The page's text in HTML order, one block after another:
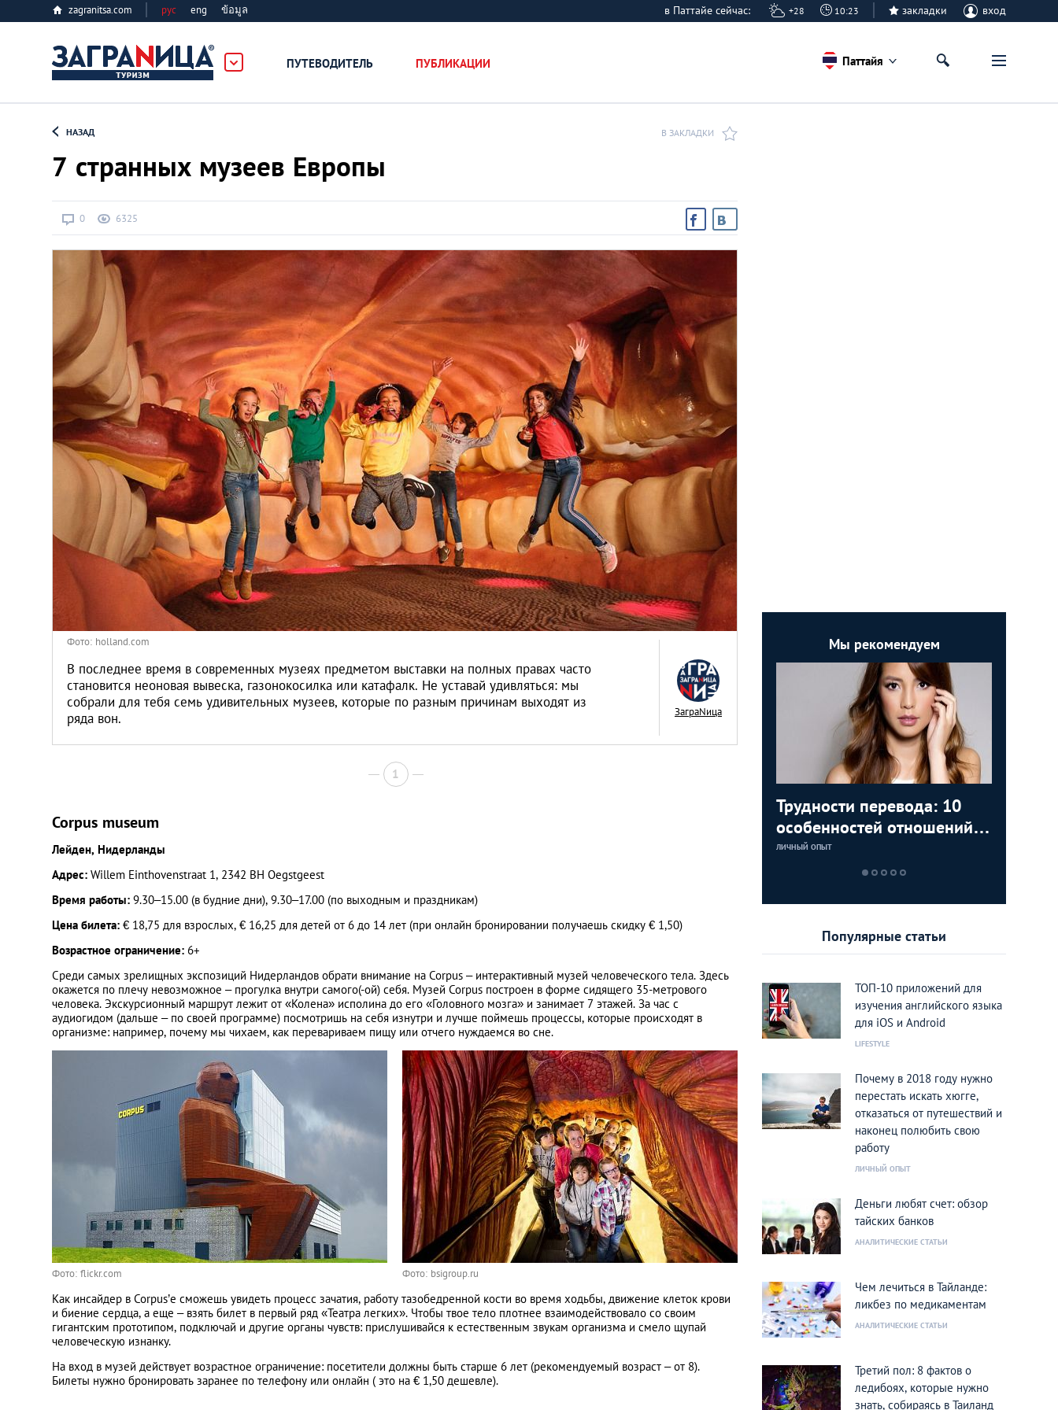
zagranitsa.com рус eng ข้อมูล в Паттайе сейчас: +28 10:23 закладки вход
ПУТЕВОДИТЕЛЬ ПУБЛИКАЦИИ
Алматы
Астана
Афины
Киев
Лондон
Лос-Анджелес
Москва
Париж
Паттайя
Пхукет
Санкт-Петербург
Паттайя
НАЗАД В ЗАКЛАДКИ
7 странных музеев Европы
0 6325
Фото: holland.com
В последнее время в современных музеях предметом выставки на полных правах часто
становится неоновая вывеска, газонокосилка или катафалк. Не уставай удивляться: мы
собрали для тебя семь удивительных музеев, которые по разным причинам выходят из
ряда вон.
ЗаграNица
1
Corpus museum
Лейден, Нидерланды
Адрес: Willem Einthovenstraat 1, 2342 BH Oegstgeest
Время работы: 9.30–15.00 (в будние дни), 9.30–17.00 (по выходным и праздникам)
Цена билета: € 18,75 для взрослых, € 16,25 для детей от 6 до 14 лет (при онлайн бронировании получаешь скидку € 1,50)
Возрастное ограничение: 6+
Среди самых зрелищных экспозиций Нидерландов обрати внимание на Corpus – интерактивный музей человеческого тела. Здесь
окажется по плечу невозможное – прогулка внутри самого(-ой) себя. Музей Corpus построен в форме сидящего 35-метрового
человека. Экскурсионный маршрут лежит от «Колена» исполина до его «Головного мозга» и занимает 7 этажей. За час с
аудиогидом (дальше – по своей программе) посмотришь на себя изнутри и лучше поймешь процессы, которые происходят в
организме: например, почему мы чихаем, как перевариваем пищу или отчего нуждаемся во сне.
Фото: flickr.com Фото: bsigroup.ru
Как инсайдер в Corpus’e сможешь увидеть процесс зачатия, работу тазобедренной кости во время ходьбы, движение клеток крови
и биение сердца, а еще – взять билет в первый ряд «Театра легких». Чтобы твое тело плотнее взаимодействовало со своим
гигантским прототипом, подключай и другие органы чувств: прислушивайся к естественным звукам организма и смело щупай
человеческую изнанку.
На вход в музей действует возрастное ограничение: посетители должны быть старше 6 лет (рекомендуемый возраст – от 8).
Билеты нужно бронировать заранее по телефону или онлайн ( это на € 1,50 дешевле).
Мы рекомендуем
Трудности перевода: 10
особенностей отношений с
тайками
ЛИЧНЫЙ ОПЫТ
Популярные статьи
ТОП-10 приложений для
изучения английского языка
для iOS и Android
LIFESTYLE
Почему в 2018 году нужно
перестать искать хюгге,
отказаться от путешествий и
наконец полюбить свою
работу
ЛИЧНЫЙ ОПЫТ
Деньги любят счет: обзор
тайских банков
АНАЛИТИЧЕСКИЕ СТАТЬИ
Чем лечиться в Тайланде:
ликбез по медикаментам
АНАЛИТИЧЕСКИЕ СТАТЬИ
Третий пол: 8 фактов о
ледибоях, которые нужно
знать, собираясь в Таиланд